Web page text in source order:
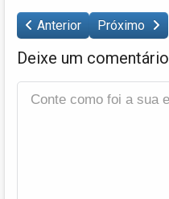
Anterior Próximo
Deixe um comentário